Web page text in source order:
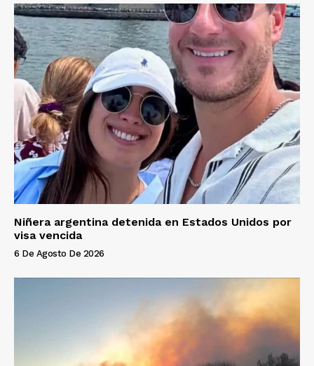
Niñera argentina detenida en Estados Unidos por
visa vencida
6 De Agosto De 2026